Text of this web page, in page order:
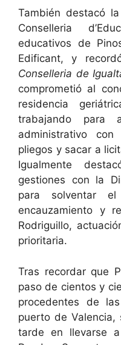
También destacó
Conselleria
educativos de
Edificant, y
Conselleria de
comprometió al
residencia
trabajando para
administrativo
pliegos y sacar a
Igualmente
gestiones con la
para solventar
encauzamiento y
Rodriguillo,
prioritaria.
Tras recordar que
paso de cientos y
procedentes de
puerto de Valencia,
tarde en llevarse